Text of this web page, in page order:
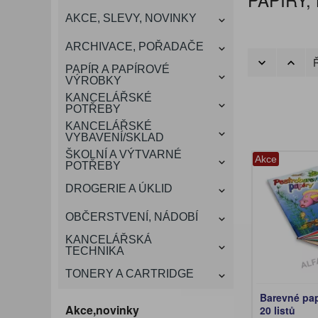
VÁNOCE
DÁRKOVÉ POTŘEBY
SMART DOPLŇKY
ROZDRUŽOVAČE
VIZITKY A JMENOVKY
OBÁLKY
TISKOPISY
KONFERENČNÍ SPISOVKY
NŮŽKY A NOŽE
TAŠKY, KUFRY, AKTOVKY
A OBALY
KANCELÁŘSKÝ
NÁBYTEK
OCHRANNÉ PRACOVNÍ
POMŮCKY
TABULE, NÁSTĚNKY
KRESLENÍ A MALOVÁNÍ
DEZINFEKCE-OCHRANA
PROSTŘEDKY NA PRANÍ
KONVICE A DŽBÁNY
SLADKÉ POTRAVINY
LAMINACE
ŠTÍTKOVAČE
AKCE, SLEVY, NOVINKY
ARCHIVACE, POŘADAČE
PAPÍR A PAPÍROVÉ
VÝROBKY
KANCELÁŘSKÉ
POTŘEBY
KANCELÁŘSKÉ
VYBAVENÍ/SKLAD
ŠKOLNÍ A VÝTVARNÉ
POTŘEBY
DROGERIE A ÚKLID
OBČERSTVENÍ, NÁDOBÍ
KANCELÁŘSKÁ
TECHNIKA
TONERY A CARTRIDGE
Akce,novinky
Akce
Barevné
20 listů